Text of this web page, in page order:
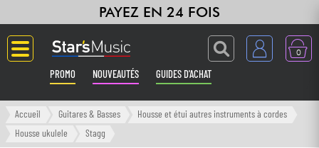
PAYEZ EN 24 FOIS
0
PROMO NOUVEAUTÉS GUIDES D'ACHAT
Langue
Accueil Guitares & Basses
Housse et étui autres instruments à cordes
Housse ukulele
Stagg